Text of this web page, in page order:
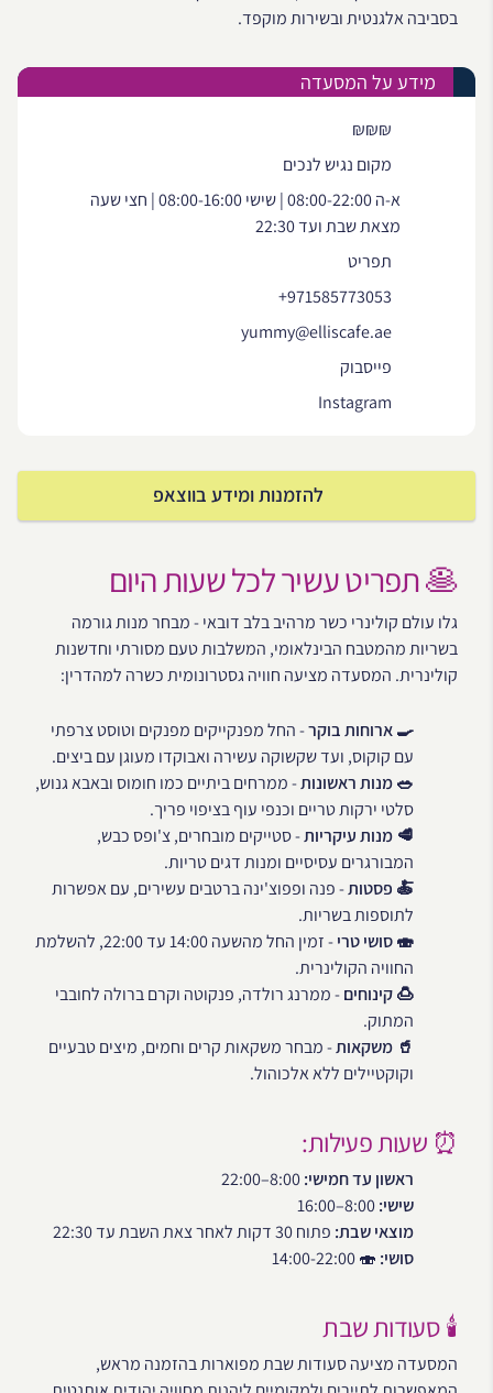
בסביבה אלגנטית ובשירות מוקפד.
מידע על המסעדה
₪₪₪
מקום נגיש לנכים
א-ה 08:00-22:00 | שישי 08:00-16:00 | חצי שעה
מצאת שבת ועד 22:30
תפריט
+971585773053
yummy@elliscafe.ae
פייסבוק
Instagram
להזמנות ומידע בווצאפ
🥞 תפריט עשיר לכל שעות היום
גלו עולם קולינרי כשר מרהיב בלב דובאי - מבחר מנות גורמה
בשריות מהמטבח הבינלאומי, המשלבות טעם מסורתי וחדשנות
קולינרית. המסעדה מציעה חוויה גסטרונומית כשרה למהדרין:
🍳 ארוחות בוקר- החל מפנקייקים מפנקים וטוסט צרפתי
עם קוקוס, ועד שקשוקה עשירה ואבוקדו מעוגן עם ביצים.
🥗 מנות ראשונות- ממרחים ביתיים כמו חומוס ובאבא גנוש,
סלטי ירקות טריים וכנפי עוף בציפוי פריך.
🥩 מנות עיקריות- סטייקים מובחרים, צ'ופס כבש,
המבורגרים עסיסיים ומנות דגים טריות.
🍝 פסטות- פנה ופפוצ'ינה ברטבים עשירים, עם אפשרות
לתוספות בשריות.
🍣 סושי טרי
- זמין החל מהשעה 14:00 עד 22:00, להשלמת
החוויה הקולינרית.
🍮 קינוחים- ממרנג רולדה, פנקוטה וקרם ברולה לחובבי
המתוק.
🥤 משקאות- מבחר משקאות קרים וחמים, מיצים טבעיים
וקוקטיילים ללא אלכוהול.
⏰ שעות פעילות:
ראשון עד חמישי:
שישי:
מוצאי שבת: פתוח 30 דקות לאחר צאת השבת עד 22:30
סושי: 🍣 14:00-22:00
🕯️ סעודות שבת
המסעדה מציעה סעודות שבת מפוארות בהזמנה מראש,